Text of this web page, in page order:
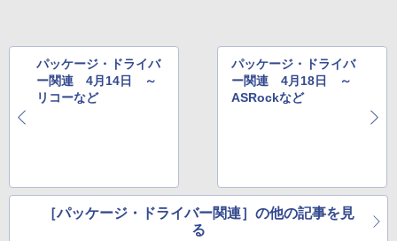
パッケージ・ドライバ
ー関連 4月14日 ～
リコーなど
パッケージ・ドライバ
ー関連 4月18日 ～
ASRockなど
［パッケージ・ドライバー関連］の他の記事を見
る